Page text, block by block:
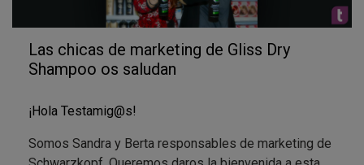
Las chicas de marketing de Gliss Dry
Shampoo os saludan
¡Hola Testamig@s!
Somos Sandra y Berta responsables de marketing de